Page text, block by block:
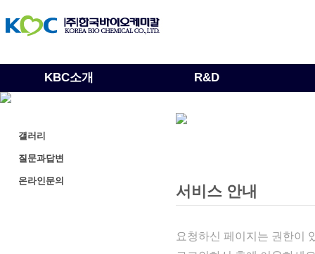
KBC소개 R&D
갤러리
질문과답변
온라인문의
서비스 안내
요청하신 페이지는 권한이